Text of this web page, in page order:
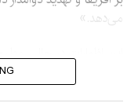
می‌دهد.»
این اظهارات در حالی
درباره فعالیت گروه‌های
گفته‌است اجازه نخواهد